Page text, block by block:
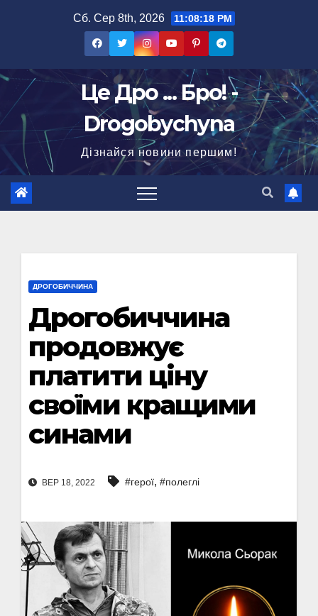
Сб. Сер 8th, 2026 11:08:19 PM
Це Дро ... Бро! -
Drogobychyna
Дізнайся новини першим!
ДРОГОБИЧЧИНА
Дрогобиччина
продовжує
платити ціну
своїми кращими
синами
ВЕР 18, 2022 #герої, #полеглі